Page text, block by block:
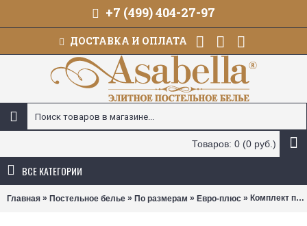
+7 (499) 404-27-97
ДОСТАВКА И ОПЛАТА
Товаров: 0 (0 руб.)
ВСЕ КАТЕГОРИИ
Главная » Постельное белье » По размерам » Евро-плюс » Комплект постельного белья Asabella 1386 (размер евро-плюс)